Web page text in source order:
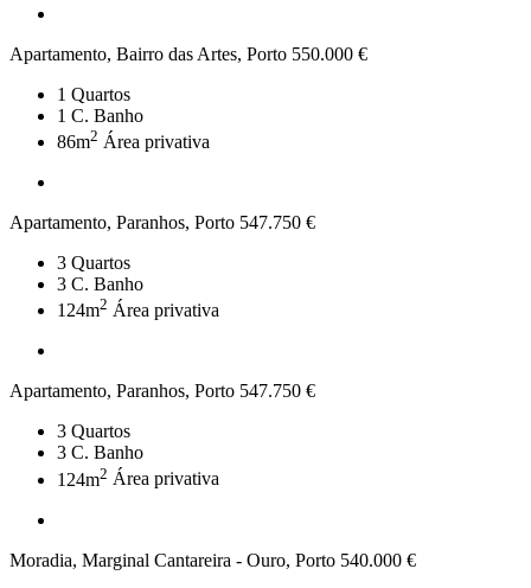
Apartamento, Bairro das Artes, Porto 550.000 €
1 Quartos
1 C. Banho
86m2 Área privativa
Apartamento, Paranhos, Porto 547.750 €
3 Quartos
3 C. Banho
124m2 Área privativa
Apartamento, Paranhos, Porto 547.750 €
3 Quartos
3 C. Banho
124m2 Área privativa
Moradia, Marginal Cantareira - Ouro, Porto 540.000 €